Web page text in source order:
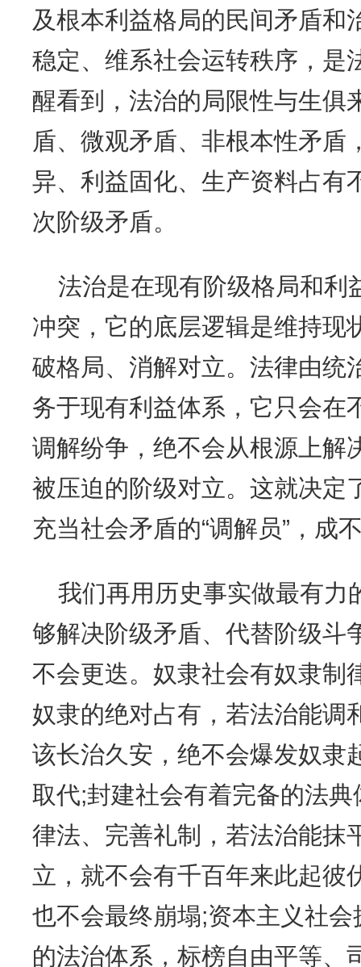
及根本利益格局的民间矛盾和
稳定、维系社会运转秩序，是
醒看到，法治的局限性与生俱
盾、微观矛盾、非根本性矛盾
异、利益固化、生产资料占有
次阶级矛盾。
法治是在现有阶级格局和利
冲突，它的底层逻辑是维持现
破格局、消解对立。法律由统
务于现有利益体系，它只会在
调解纷争，绝不会从根源上解
被压迫的阶级对立。这就决定
充当社会矛盾的“调解员”，成
我们再用历史事实做最有力
够解决阶级矛盾、代替阶级斗
不会更迭。奴隶社会有奴隶制
奴隶的绝对占有，若法治能调
该长治久安，绝不会爆发奴隶
取代;封建社会有着完备的法
律法、完善礼制，若法治能抹
立，就不会有千百年来此起彼
也不会最终崩塌;资本主义社
的法治体系，标榜自由平等、